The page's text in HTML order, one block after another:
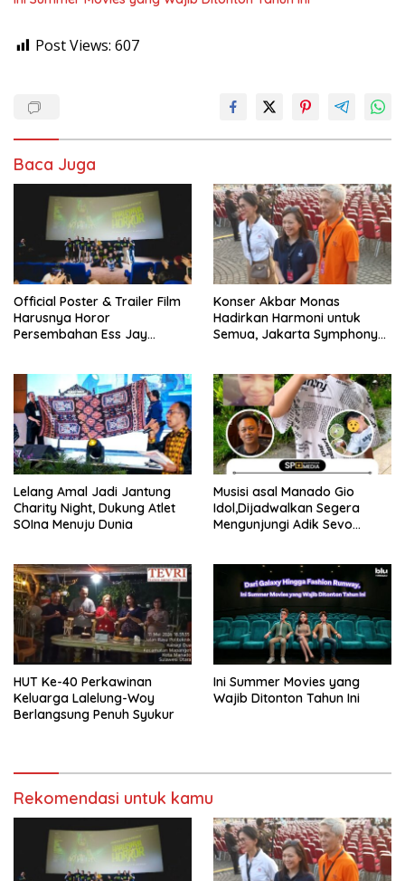
Post Views: 607
Baca Juga
Official Poster & Trailer Film
Harusnya Horor
Persembahan Ess Jay
Konser Akbar Monas
Hadirkan Harmoni untuk
Semua, Jakarta Symphony
Lelang Amal Jadi Jantung
Charity Night, Dukung Atlet
SOIna Menuju Dunia
Musisi asal Manado Gio
Idol,Dijadwalkan Segera
Mengunjungi Adik Sevo
‎HUT Ke-40 Perkawinan
Keluarga Lalelung-Woy
Berlangsung Penuh Syukur
Ini Summer Movies yang
Wajib Ditonton Tahun Ini
Rekomendasi untuk kamu